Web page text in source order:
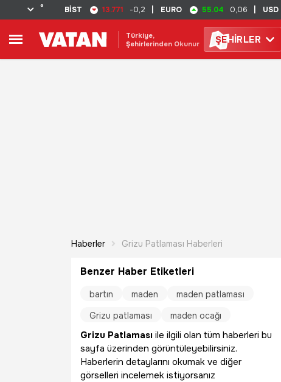
° BİST 13.771 -0,2 EURO 55.04 0,06 USD
Türkiye,
Şehirlerinden Okunur
ŞEHİRLER
Haberler Grizu Patlaması Haberleri
Benzer Haber Etiketleri
bartın maden
maden patlaması
Grizu patlaması
maden ocağı
Grizu Patlaması ile ilgili olan tüm haberleri bu
sayfa üzerinden görüntüleyebilirsiniz.
Haberlerin detaylarını okumak ve diğer
görselleri incelemek istiyorsanız